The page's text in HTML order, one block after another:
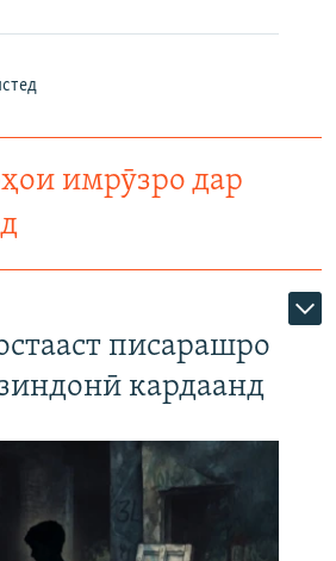
имрӯзро дар
писарашро
кардаанд